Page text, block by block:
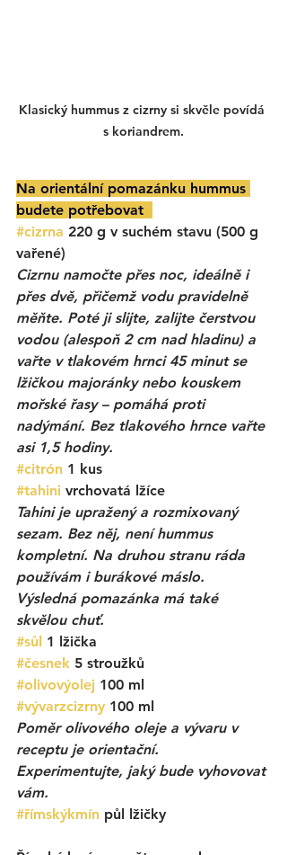
Klasický hummus z cizrny si skvěle povídá
s koriandrem.
Na orientální pomazánku hummus
budete potřebovat
#cizrna 220 g v suchém stavu (500 g
vařené)
Cizrnu namočte přes noc, ideálně i
přes dvě, přičemž vodu pravidelně
měňte. Poté ji slijte, zalijte čerstvou
vodou (alespoň 2 cm nad hladinu) a
vařte v tlakovém hrnci 45 minut se
lžičkou majoránky nebo kouskem
mořské řasy – pomáhá proti
nadýmání. Bez tlakového hrnce vařte
asi 1,5 hodiny.
#citrón 1 kus
#tahini vrchovatá lžíce
Tahini je upražený a rozmixovaný
sezam. Bez něj, není hummus
kompletní. Na druhou stranu ráda
používám i burákové máslo.
Výsledná pomazánka má také
skvělou chuť.
#sůl 1 lžička
#česnek 5 stroužků
#olivovýolej 100 ml
#vývarzcizrny 100 ml
Poměr olivového oleje a vývaru v
receptu je orientační.
Experimentujte, jaký bude vyhovovat
vám.
#římskýkmín půl lžičky